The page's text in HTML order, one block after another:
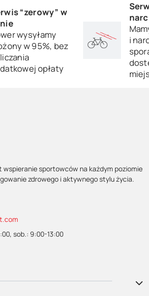
“zerowy” w
wysyłamy
w 95%, bez
opłaty
i
wspieranie sportowców na każdym poziomie
zdrowego i aktywnego stylu życia.
sob.: 9:00-13:00